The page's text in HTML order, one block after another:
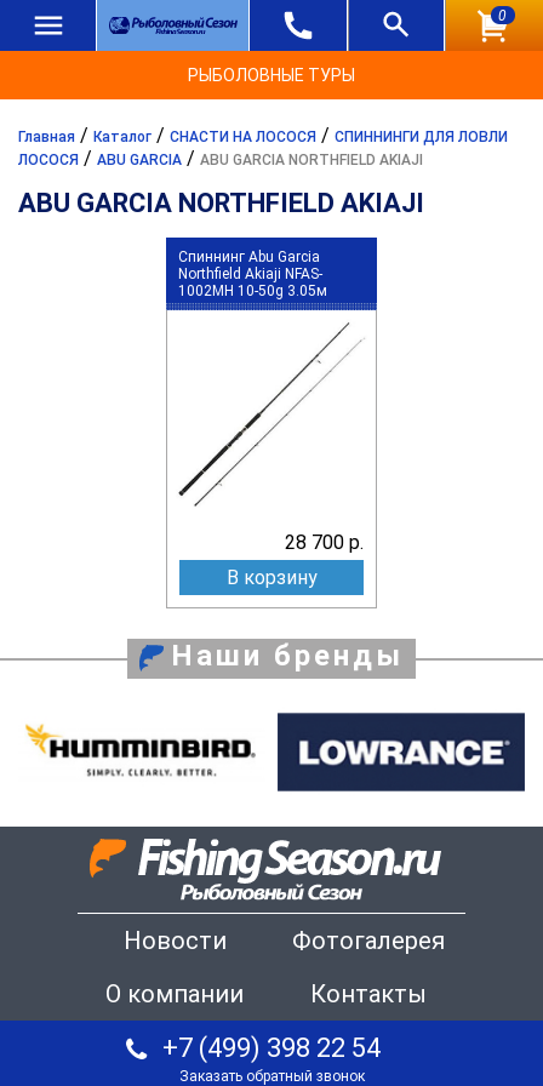
0
РЫБОЛОВНЫЕ ТУРЫ
Главная / Каталог / СНАСТИ НА ЛОСОСЯ / СПИННИНГИ ДЛЯ ЛОВЛИ
ЛОСОСЯ / ABU GARCIA / ABU GARCIA NORTHFIELD AKIAJI
ABU GARCIA NORTHFIELD AKIAJI
Спиннинг Abu Garcia
Northfield Akiaji NFAS-
1002MH 10-50g 3.05м
28 700 р.
В корзину
Наши бренды
Новости
Фотогалерея
О компании
Контакты
+7 (499) 398 22 54
Заказать обратный звонок